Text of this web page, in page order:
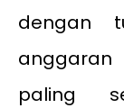
dengan
paling